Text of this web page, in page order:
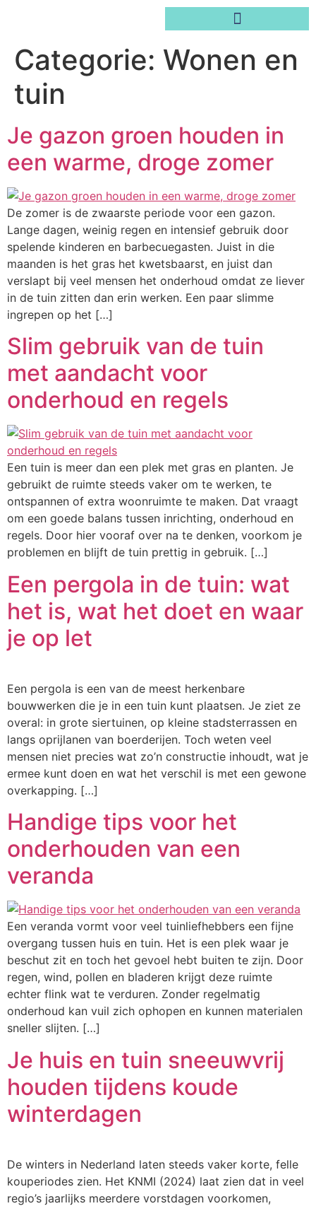
Categorie: Wonen en
tuin
Je gazon groen houden in
een warme, droge zomer
De zomer is de zwaarste periode voor een gazon.
Lange dagen, weinig regen en intensief gebruik door
spelende kinderen en barbecuegasten. Juist in die
maanden is het gras het kwetsbaarst, en juist dan
verslapt bij veel mensen het onderhoud omdat ze liever
in de tuin zitten dan erin werken. Een paar slimme
ingrepen op het […]
Slim gebruik van de tuin
met aandacht voor
onderhoud en regels
Een tuin is meer dan een plek met gras en planten. Je
gebruikt de ruimte steeds vaker om te werken, te
ontspannen of extra woonruimte te maken. Dat vraagt
om een goede balans tussen inrichting, onderhoud en
regels. Door hier vooraf over na te denken, voorkom je
problemen en blijft de tuin prettig in gebruik. […]
Een pergola in de tuin: wat
het is, wat het doet en waar
je op let
Een pergola is een van de meest herkenbare
bouwwerken die je in een tuin kunt plaatsen. Je ziet ze
overal: in grote siertuinen, op kleine stadsterrassen en
langs oprijlanen van boerderijen. Toch weten veel
mensen niet precies wat zo’n constructie inhoudt, wat je
ermee kunt doen en wat het verschil is met een gewone
overkapping. […]
Handige tips voor het
onderhouden van een
veranda
Een veranda vormt voor veel tuinliefhebbers een fijne
overgang tussen huis en tuin. Het is een plek waar je
beschut zit en toch het gevoel hebt buiten te zijn. Door
regen, wind, pollen en bladeren krijgt deze ruimte
echter flink wat te verduren. Zonder regelmatig
onderhoud kan vuil zich ophopen en kunnen materialen
sneller slijten. […]
Je huis en tuin sneeuwvrij
houden tijdens koude
winterdagen
De winters in Nederland laten steeds vaker korte, felle
kouperiodes zien. Het KNMI (2024) laat zien dat in veel
regio’s jaarlijks meerdere vorstdagen voorkomen,